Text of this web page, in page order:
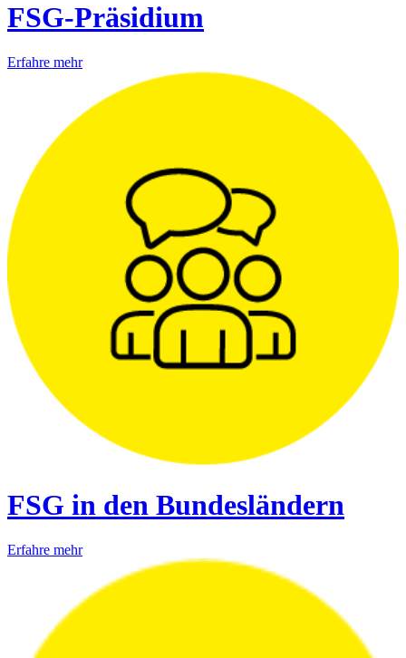
FSG-Präsidium
Erfahre mehr
FSG in den Bundesländern
Erfahre mehr